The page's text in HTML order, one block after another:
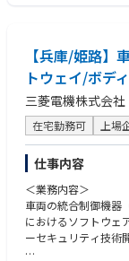
【身につくスキル＜
-プロジェクトマネ
∟スケジュール・リ
整
-ファシリテーション
∟官公庁・サプライ
支援
・継続的学習・技術
∟ 技術トレンドの
・課題抽出
∟解決力・製品の熱
面からの解決
・X線高電圧装置の
び評価・検証などを
・高電圧電源スペシ
■仕事についての詳
・医療機器の電気ハ
ログ、デジタル、パ
だきます
・課題に前向きに取
関係を築ける方
・次世代を担うこと
貸しください。人々
・ASIC、FPGA、
識や経験
３．医療機器のメカ
・組込みソフト開発
４．医用機器のＸ線
・電源回路設計に関
【兵庫/姫路】
トウェイ/ボデ
三菱電機株式会社
在宅勤務可 上場
仕事内容
＜業務内容＞
車両の統合制御機器
におけるソフトウェ
ーセキュリティ技術